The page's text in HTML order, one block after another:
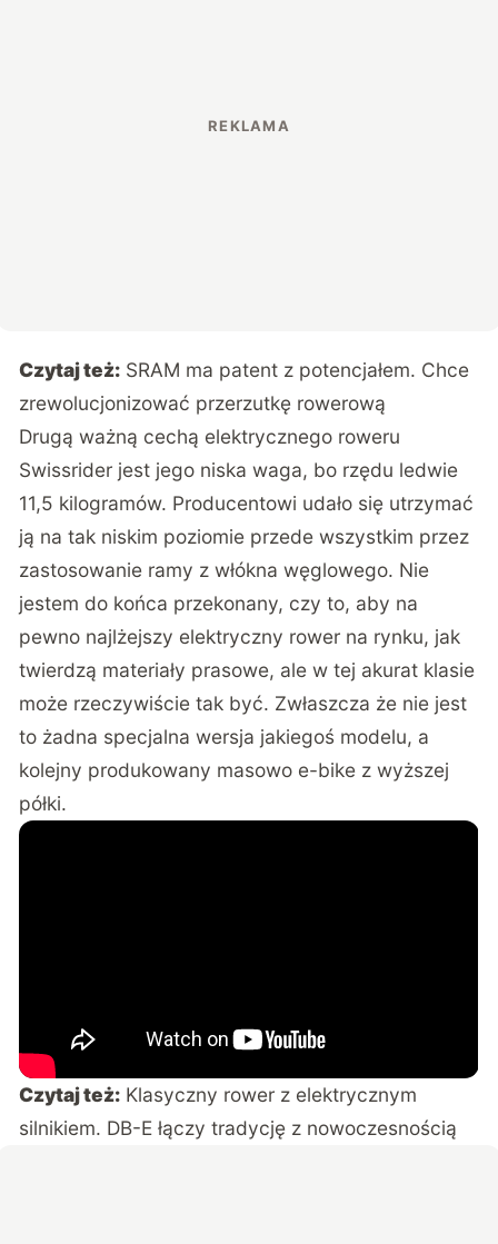
Czytaj też: SRAM ma patent z potencjałem. Chce
zrewolucjonizować przerzutkę rowerową
Drugą ważną cechą elektrycznego roweru
Swissrider jest jego niska waga, bo rzędu ledwie
11,5 kilogramów. Producentowi udało się utrzymać
ją na tak niskim poziomie przede wszystkim przez
zastosowanie ramy z włókna węglowego. Nie
jestem do końca przekonany, czy to, aby na
pewno najlżejszy elektryczny rower na rynku, jak
twierdzą materiały prasowe, ale w tej akurat klasie
może rzeczywiście tak być. Zwłaszcza że nie jest
to żadna specjalna wersja jakiegoś modelu, a
kolejny produkowany masowo e-bike z wyższej
półki.
Czytaj też: Klasyczny rower z elektrycznym
silnikiem. DB-E łączy tradycję z nowoczesnością